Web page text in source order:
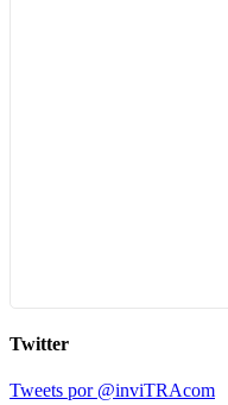
Twitter
Tweets por @inviTRAcom